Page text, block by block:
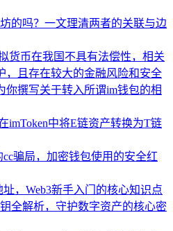
的吗？一文理清两者的关联与边
货币在我国不具有法偿性，相关
，且存在较大的金融风险和安全
你撰写关于转入所谓im钱包的相
imToken中将E链资产转换为T链
cc骗局，加密钱包使用的安全红
址，Web3新手入门的核心知识点
全解析，守护数字资产的核心密